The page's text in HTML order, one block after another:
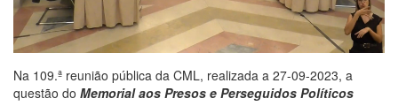
Na 109.ª reunião pública da CML, realizada a 27-09-2023, a
questão do Memorial aos Presos e Perseguidos Políticos